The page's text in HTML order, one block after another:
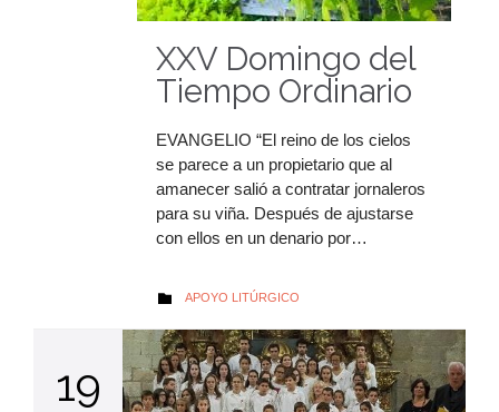
XXV Domingo del
Tiempo Ordinario
EVANGELIO “El reino de los cielos
se parece a un propietario que al
amanecer salió a contratar jornaleros
para su viña. Después de ajustarse
con ellos en un denario por…
 AUTOR
APOYO LITÚRGICO
19